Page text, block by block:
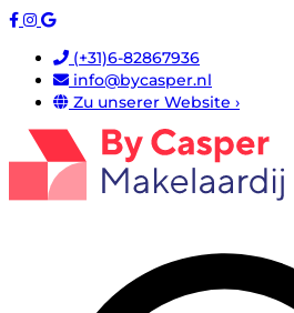
(+31)6-82867936
info@bycasper.nl
Zu unserer Website ›